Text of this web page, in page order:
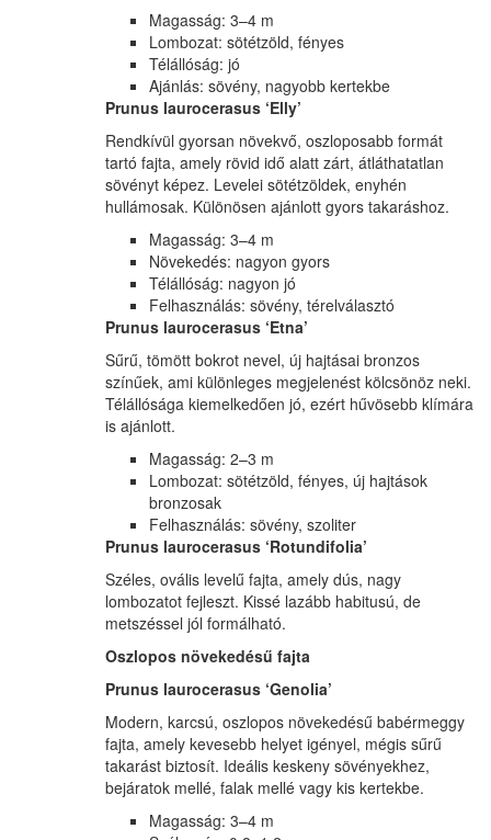
Magasság: 3–4 m
Lombozat: sötétzöld, fényes
Télállóság: jó
Ajánlás: sövény, nagyobb kertekbe
Prunus laurocerasus ‘Elly’
Rendkívül gyorsan növekvő, oszloposabb formát
tartó fajta, amely rövid idő alatt zárt, átláthatatlan
sövényt képez. Levelei sötétzöldek, enyhén
hullámosak. Különösen ajánlott gyors takaráshoz.
Magasság: 3–4 m
Növekedés: nagyon gyors
Télállóság: nagyon jó
Felhasználás: sövény, térelválasztó
Prunus laurocerasus ‘Etna’
Sűrű, tömött bokrot nevel, új hajtásai bronzos
színűek, ami különleges megjelenést kölcsönöz neki.
Télállósága kiemelkedően jó, ezért hűvösebb klímára
is ajánlott.
Magasság: 2–3 m
Lombozat: sötétzöld, fényes, új hajtások
bronzosak
Felhasználás: sövény, szoliter
Prunus laurocerasus ‘Rotundifolia’
Széles, ovális levelű fajta, amely dús, nagy
lombozatot fejleszt. Kissé lazább habitusú, de
metszéssel jól formálható.
Oszlopos növekedésű fajta
Prunus laurocerasus ‘Genolia’
Modern, karcsú, oszlopos növekedésű babérmeggy
fajta, amely kevesebb helyet igényel, mégis sűrű
takarást biztosít. Ideális keskeny sövényekhez,
bejáratok mellé, falak mellé vagy kis kertekbe.
Magasság: 3–4 m